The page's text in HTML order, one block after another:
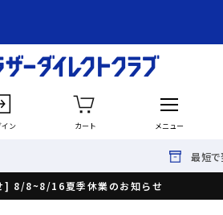
イン カート メニュー
最短で翌日出荷！
] 8/8~8/16夏季休業のお知らせ